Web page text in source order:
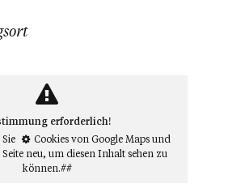
erforderlich!
Cookies von Google Mapsund
neu, um diesen Inhalt sehen zu
können.##